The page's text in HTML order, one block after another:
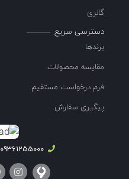
گالری
دسترسی سریع
برندها
مقایسه محصولات
فرم درخواست مستقیم
پیگیری سفارش
09361255000